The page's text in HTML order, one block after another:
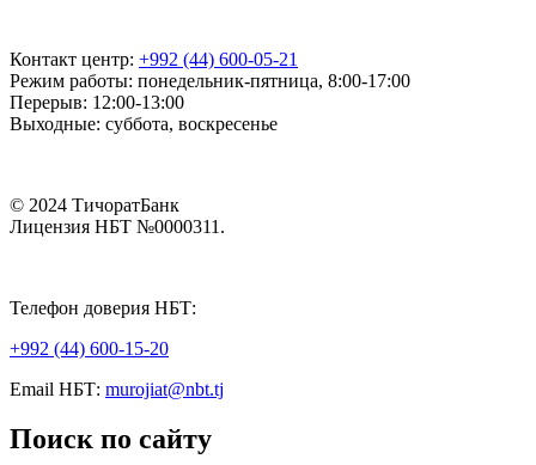
Контакт центр: +992 (44) 600-05-21
Режим работы: понедельник-пятница, 8:00-17:00
Перерыв: 12:00-13:00
Выходные: суббота, воскресенье
© 2024 ТичоратБанк
Лицензия НБТ №0000311.
Телефон доверия НБТ:
+992 (44) 600-15-20
Email НБТ: murojiat@nbt.tj
Поиск по сайту